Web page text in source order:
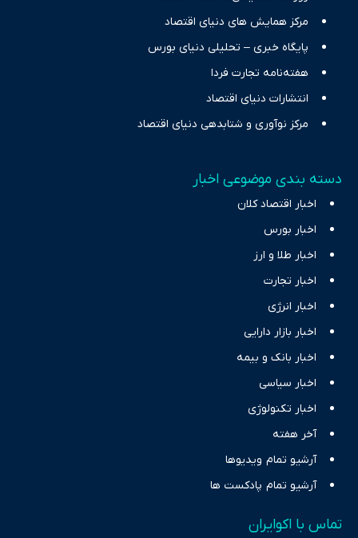
مرکز همایش های دنیای اقتصاد
پایگاه خبری – تحلیلی دنیای بورس
هفته‌نامه تجارت فردا
انتشارات دنیای اقتصاد
مرکز نوآوری و شتابدهی دنیای اقتصاد
دسته بندی موضوعی اخبار
اخبار اقتصاد کلان
اخبار بورس
اخبار طلا و ارز
اخبار تجارت
اخبار انرژی
اخبار بازار دارایی
اخبار بانک و بیمه
اخبار سیاسی
اخبار تکنولوژی
آخر هفته
آرشیو تمام ویدیوها
آرشیو تمام پادکست ها
تماس با اکوایران